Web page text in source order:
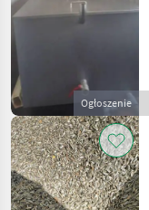
Ogłoszenie